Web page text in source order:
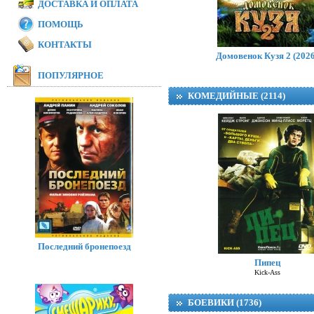
Домовенок Кузя 2
КОМЕДИЙНЫЕ (2114)
Пипец
Kick-Ass
БОЕВИКИ (1736)
ДОСТАВКА И ОПЛАТА
ПОМОЩЬ
КОНТАКТЫ
ПОПУЛЯРНОЕ
Последний бронепоезд